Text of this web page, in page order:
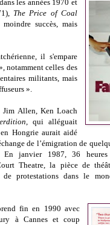
les années 1970 et
The Price of Coal
succès, mais
il s'empare
notamment celles des
militants, mais
».
Jim Allen, Ken Loach
, qui alléguait
Hongrie aurait aidé
de l’émigration de
En janvier 1987, 36
Theatre, la pièce de
protestations dans le
fin en 1990 avec
à Cannes et coup